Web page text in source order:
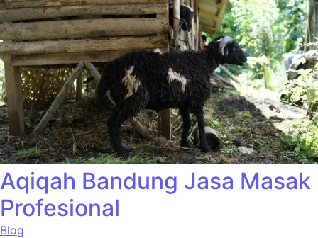
Aqiqah Bandung Jasa Masak
Profesional
Blog